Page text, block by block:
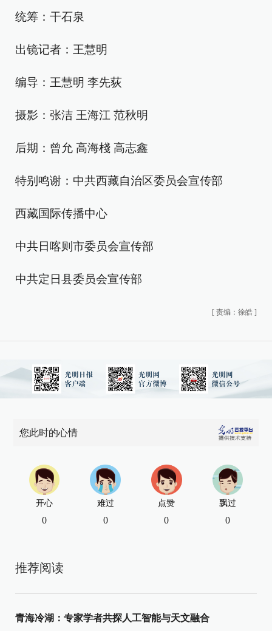
统筹：干石泉
出镜记者：王慧明
编导：王慧明 李先荻
摄影：张洁 王海江 范秋明
后期：曾允 高海棧 高志鑫
特别鸣谢：中共西藏自治区委员会宣传部
西藏国际传播中心
中共日喀则市委员会宣传部
中共定日县委员会宣传部
[ 责编：徐皓 ]
您此时的心情
开心
0
难过
0
点赞
0
飘过
0
推荐阅读
青海冷湖：专家学者共探人工智能与天文融合